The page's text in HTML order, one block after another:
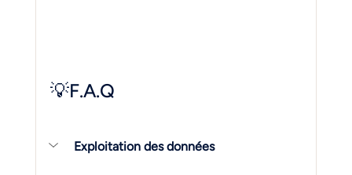
💡F.A.Q
Exploitation des données